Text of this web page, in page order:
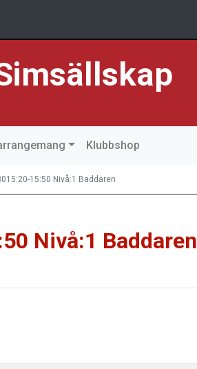
Klubbshop
15:50 Nivå:1 Baddaren
Nivå:1 Baddaren